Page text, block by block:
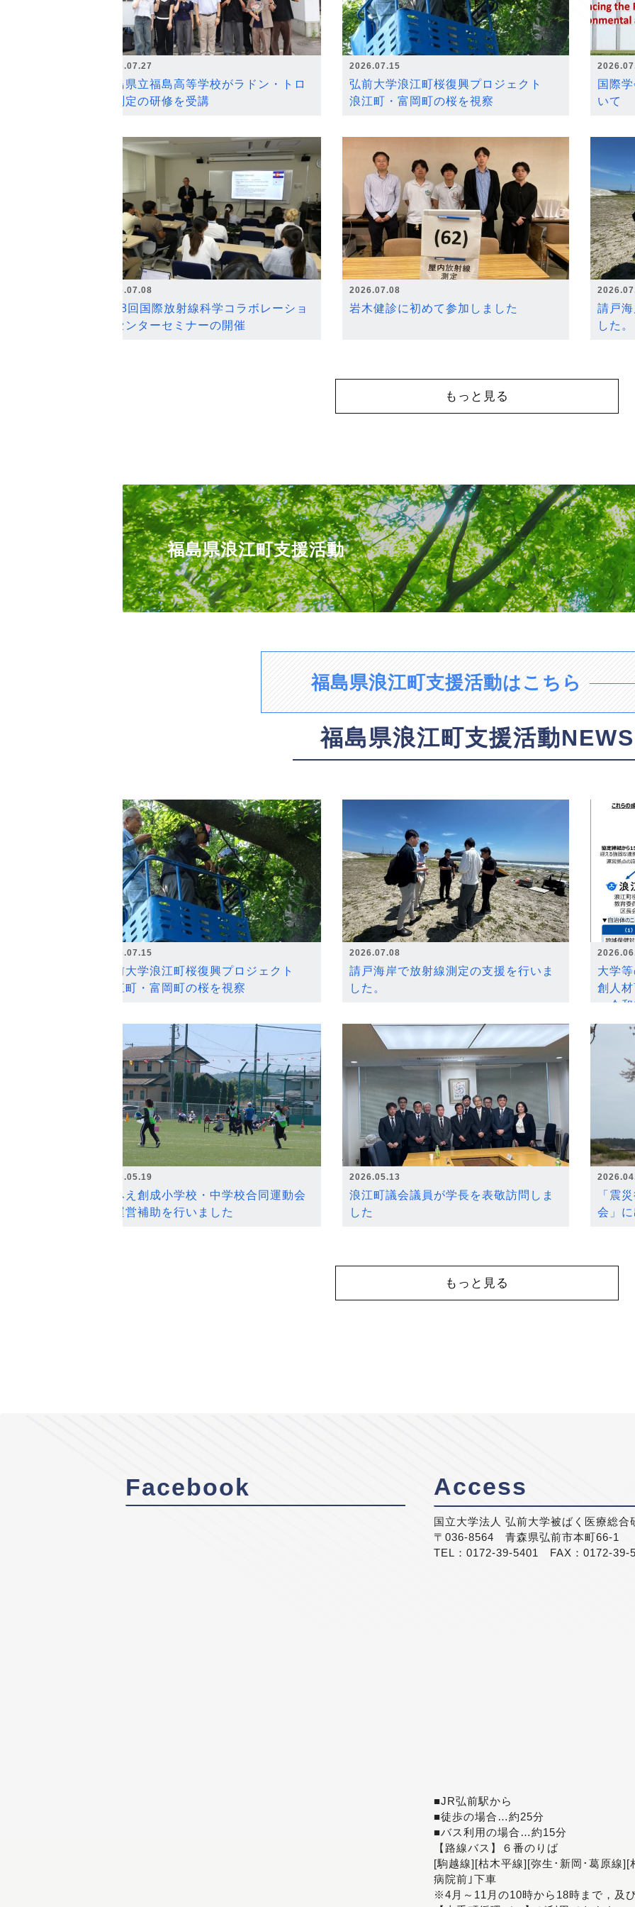
2026.07.27
福島県立福島高等学校がラドン・トロ
ン測定の研修を受講
2026.07.15
弘前大学浪江町桜復興プロジェクト
浪江町・富岡町の桜を視察
国際
いて
2026.07.08
第18回国際放射線科学コラボレーショ
ンセンターセミナーの開催
2026.07.08
岩木健診に初めて参加しました
請戸
した。
もっと見る
福島県浪江町支援活動
福島県浪江町支援活動はこちら
福島県浪江町支援活動NEWS
2026.07.15
弘前大学浪江町桜復興プロジェクト
浪江町・富岡町の桜を視察
2026.07.08
請戸海岸で放射線測定の支援を行いま
した。
大学
創人
～令
2026.05.19
なみえ創成小学校・中学校合同運動会
の運営補助を行いました
2026.05.13
浪江町議会議員が学長を表敬訪問しま
した
「震
会」
もっと見る
Facebook Access
国立大学法人 弘前大学被ばく医療総合
〒036-8564 青森県弘前市本町66-1
TEL：0172-39-5401 FAX：0172-39-
■JR弘前駅から
■徒歩の場合…約25分
■バス利用の場合…約15分
【路線バス】６番のりば
[駒越線][枯木平線][弥生･新岡･葛原線
病院前｣下車
※4月～11月の10時から18時まで，及